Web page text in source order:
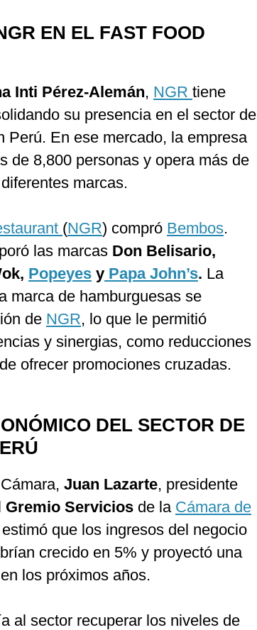
EN EL FAST FOOD
Inti Pérez-Alemán, NGR tiene
su presencia en el sector de
Perú. En ese mercado, la empresa
de 8,800 personas y opera más de
marcas.
(NGR) compró Bembos.
las marcas Don Belisario,
Popeyes y Papa John’s. La
marca de hamburguesas se
de NGR, lo que le permitió
y sinergias, como reducciones
ofrecer promociones cruzadas.
DEL SECTOR DE
Juan Lazarte, presidente
Gremio Servicios de la Cámara de
que los ingresos del negocio
crecido en 5% y proyectó una
los próximos años.
al sector recuperar los niveles de